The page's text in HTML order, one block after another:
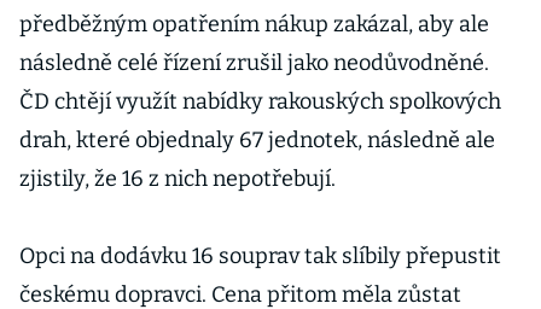
předběžným opatřením nákup zakázal, aby ale
následně celé řízení zrušil jako neodůvodněné.
ČD chtějí využít nabídky rakouských spolkových
drah, které objednaly 67 jednotek, následně ale
zjistily, že 16 z nich nepotřebují.
Opci na dodávku 16 souprav tak slíbily přepustit
českému dopravci. Cena přitom měla zůstat